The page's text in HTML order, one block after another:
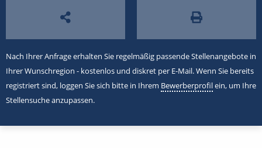
Nach Ihrer Anfrage erhalten Sie regelmäßig passende Stellenangebote in
Ihrer Wunschregion - kostenlos und diskret per E-Mail. Wenn Sie bereits
registriert sind, loggen Sie sich bitte in Ihrem Bewerberprofilein, um Ihre
Stellensuche anzupassen.